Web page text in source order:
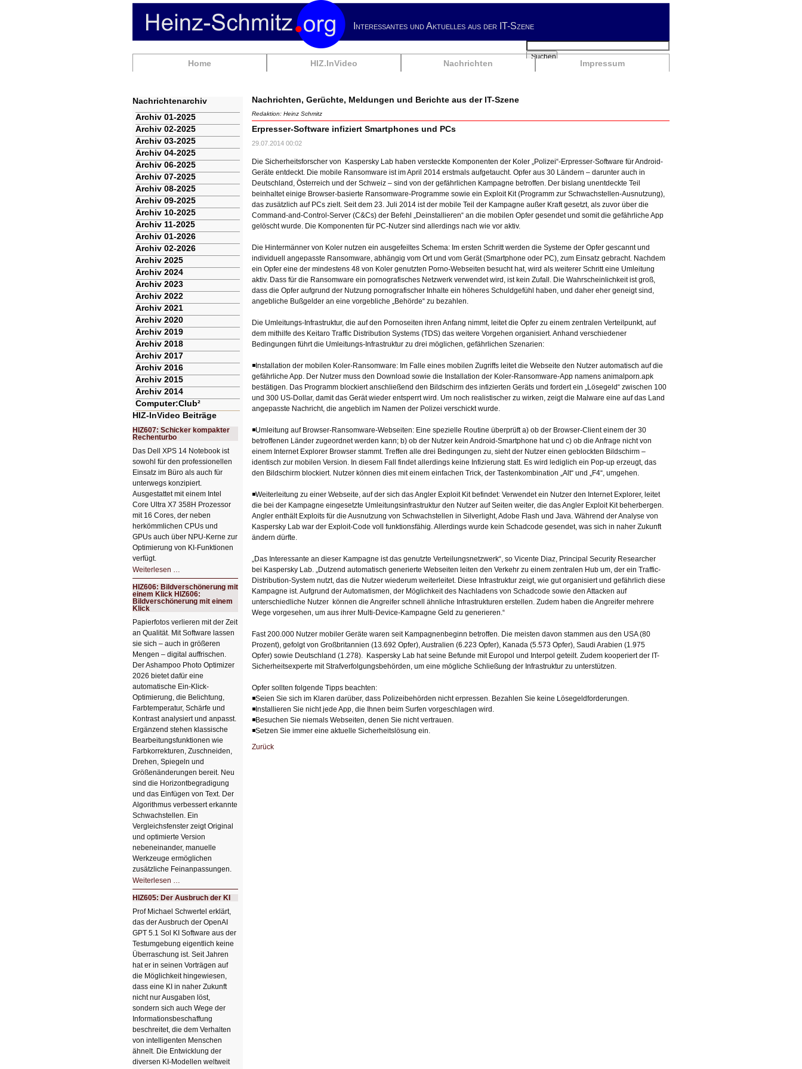
Interessantes und Aktuelles aus der IT-Szene
Navigation
Home HIZ.InVideo Nachrichten Impressum
Suchbegriffe
Suchen
Nachrichten, Gerüchte, Meldungen und Berichte aus der IT-Szene
Redaktion: Heinz Schmitz
Erpresser-Software infiziert Smartphones und PCs
29.07.2014 00:02
Die Sicherheitsforscher von Kaspersky Lab haben versteckte Komponenten der Koler „Polizei“-Erpresser-Software für Android-
Geräte entdeckt. Die mobile Ransomware ist im April 2014 erstmals aufgetaucht. Opfer aus 30 Ländern – darunter auch in
Deutschland, Österreich und der Schweiz – sind von der gefährlichen Kampagne betroffen. Der bislang unentdeckte Teil
beinhaltet einige Browser-basierte Ransomware-Programme sowie ein Exploit Kit (Programm zur Schwachstellen-Ausnutzung),
das zusätzlich auf PCs zielt. Seit dem 23. Juli 2014 ist der mobile Teil der Kampagne außer Kraft gesetzt, als zuvor über die
Command-and-Control-Server (C&Cs) der Befehl „Deinstallieren“ an die mobilen Opfer gesendet und somit die gefährliche App
gelöscht wurde. Die Komponenten für PC-Nutzer sind allerdings nach wie vor aktiv.
Die Hintermänner von Koler nutzen ein ausgefeiltes Schema: Im ersten Schritt werden die Systeme der Opfer gescannt und
individuell angepasste Ransomware, abhängig vom Ort und vom Gerät (Smartphone oder PC), zum Einsatz gebracht. Nachdem
ein Opfer eine der mindestens 48 von Koler genutzten Porno-Webseiten besucht hat, wird als weiterer Schritt eine Umleitung
aktiv. Dass für die Ransomware ein pornografisches Netzwerk verwendet wird, ist kein Zufall. Die Wahrscheinlichkeit ist groß,
dass die Opfer aufgrund der Nutzung pornografischer Inhalte ein höheres Schuldgefühl haben, und daher eher geneigt sind,
angebliche Bußgelder an eine vorgebliche „Behörde“ zu bezahlen.
Die Umleitungs-Infrastruktur, die auf den Pornoseiten ihren Anfang nimmt, leitet die Opfer zu einem zentralen Verteilpunkt, auf
dem mithilfe des Keitaro Traffic Distribution Systems (TDS) das weitere Vorgehen organisiert. Anhand verschiedener
Bedingungen führt die Umleitungs-Infrastruktur zu drei möglichen, gefährlichen Szenarien:
◾Installation der mobilen Koler-Ransomware: Im Falle eines mobilen Zugriffs leitet die Webseite den Nutzer automatisch auf die
gefährliche App. Der Nutzer muss den Download sowie die Installation der Koler-Ransomware-App namens animalporn.apk
bestätigen. Das Programm blockiert anschließend den Bildschirm des infizierten Geräts und fordert ein „Lösegeld“ zwischen 100
und 300 US-Dollar, damit das Gerät wieder entsperrt wird. Um noch realistischer zu wirken, zeigt die Malware eine auf das Land
angepasste Nachricht, die angeblich im Namen der Polizei verschickt wurde.
◾Umleitung auf Browser-Ransomware-Webseiten: Eine spezielle Routine überprüft a) ob der Browser-Client einem der 30
betroffenen Länder zugeordnet werden kann; b) ob der Nutzer kein Android-Smartphone hat und c) ob die Anfrage nicht von
einem Internet Explorer Browser stammt. Treffen alle drei Bedingungen zu, sieht der Nutzer einen geblockten Bildschirm –
identisch zur mobilen Version. In diesem Fall findet allerdings keine Infizierung statt. Es wird lediglich ein Pop-up erzeugt, das
den Bildschirm blockiert. Nutzer können dies mit einem einfachen Trick, der Tastenkombination „Alt“ und „F4“, umgehen.
◾Weiterleitung zu einer Webseite, auf der sich das Angler Exploit Kit befindet: Verwendet ein Nutzer den Internet Explorer, leitet
die bei der Kampagne eingesetzte Umleitungsinfrastruktur den Nutzer auf Seiten weiter, die das Angler Exploit Kit beherbergen.
Angler enthält Exploits für die Ausnutzung von Schwachstellen in Silverlight, Adobe Flash und Java. Während der Analyse von
Kaspersky Lab war der Exploit-Code voll funktionsfähig. Allerdings wurde kein Schadcode gesendet, was sich in naher Zukunft
ändern dürfte.
„Das Interessante an dieser Kampagne ist das genutzte Verteilungsnetzwerk“, so Vicente Diaz, Principal Security Researcher
bei Kaspersky Lab. „Dutzend automatisch generierte Webseiten leiten den Verkehr zu einem zentralen Hub um, der ein Traffic-
Distribution-System nutzt, das die Nutzer wiederum weiterleitet. Diese Infrastruktur zeigt, wie gut organisiert und gefährlich diese
Kampagne ist. Aufgrund der Automatismen, der Möglichkeit des Nachladens von Schadcode sowie den Attacken auf
unterschiedliche Nutzer können die Angreifer schnell ähnliche Infrastrukturen erstellen. Zudem haben die Angreifer mehrere
Wege vorgesehen, um aus ihrer Multi-Device-Kampagne Geld zu generieren.“
Fast 200.000 Nutzer mobiler Geräte waren seit Kampagnenbeginn betroffen. Die meisten davon stammen aus den USA (80
Prozent), gefolgt von Großbritannien (13.692 Opfer), Australien (6.223 Opfer), Kanada (5.573 Opfer), Saudi Arabien (1.975
Opfer) sowie Deutschland (1.278). Kaspersky Lab hat seine Befunde mit Europol und Interpol geteilt. Zudem kooperiert der IT-
Sicherheitsexperte mit Strafverfolgungsbehörden, um eine mögliche Schließung der Infrastruktur zu unterstützen.
Opfer sollten folgende Tipps beachten:
◾Seien Sie sich im Klaren darüber, dass Polizeibehörden nicht erpressen. Bezahlen Sie keine Lösegeldforderungen.
◾Installieren Sie nicht jede App, die Ihnen beim Surfen vorgeschlagen wird.
◾Besuchen Sie niemals Webseiten, denen Sie nicht vertrauen.
◾Setzen Sie immer eine aktuelle Sicherheitslösung ein.
Zurück
Nachrichtenarchiv
Navigation
überspringen
Archiv 01-2025
Archiv 02-2025
Archiv 03-2025
Archiv 04-2025
Archiv 06-2025
Archiv 07-2025
Archiv 08-2025
Archiv 09-2025
Archiv 10-2025
Archiv 11-2025
Archiv 01-2026
Archiv 02-2026
Archiv 2025
Archiv 2024
Archiv 2023
Archiv 2022
Archiv 2021
Archiv 2020
Archiv 2019
Archiv 2018
Archiv 2017
Archiv 2016
Archiv 2015
Archiv 2014
Computer:Club²
HIZ-InVideo Beiträge
HIZ607: Schicker kompakter
Rechenturbo
Das Dell XPS 14 Notebook ist
sowohl für den professionellen
Einsatz im Büro als auch für
unterwegs konzipiert.
Ausgestattet mit einem Intel
Core Ultra X7 358H Prozessor
mit 16 Cores, der neben
herkömmlichen CPUs und
GPUs auch über NPU-Kerne zur
Optimierung von KI-Funktionen
verfügt.
Weiterlesen …
Schicker
kompakter
Rechenturbo
HIZ606: Bildverschönerung mit
einem Klick HIZ606:
Bildverschönerung mit einem
Klick
Papierfotos verlieren mit der Zeit
an Qualität. Mit Software lassen
sie sich – auch in größeren
Mengen – digital auffrischen.
Der Ashampoo Photo Optimizer
2026 bietet dafür eine
automatische Ein-Klick-
Optimierung, die Belichtung,
Farbtemperatur, Schärfe und
Kontrast analysiert und anpasst.
Ergänzend stehen klassische
Bearbeitungsfunktionen wie
Farbkorrekturen, Zuschneiden,
Drehen, Spiegeln und
Größenänderungen bereit. Neu
sind die Horizontbegradigung
und das Einfügen von Text. Der
Algorithmus verbessert erkannte
Schwachstellen. Ein
Vergleichsfenster zeigt Original
und optimierte Version
nebeneinander, manuelle
Werkzeuge ermöglichen
zusätzliche Feinanpassungen.
Weiterlesen …
Bildverschönerung
mit
einem
Klick
HIZ606:
Bildverschönerung
mit
einem
Klick
HIZ605: Der Ausbruch der KI
Prof Michael Schwertel erklärt,
das der Ausbruch der OpenAI
GPT 5.1 Sol KI Software aus der
Testumgebung eigentlich keine
Überraschung ist. Seit Jahren
hat er in seinen Vorträgen auf
die Möglichkeit hingewiesen,
dass eine KI in naher Zukunft
nicht nur Ausgaben löst,
sondern sich auch Wege der
Informationsbeschaffung
beschreitet, die dem Verhalten
von intelligenten Menschen
ähnelt. Die Entwicklung der
diversen KI-Modellen weltweit